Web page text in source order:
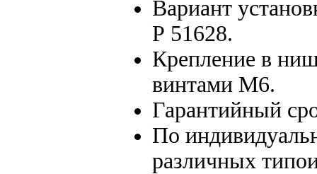
Вариант
Р 51628.
Крепление в
винтами М6.
Гарантийный
По
различных